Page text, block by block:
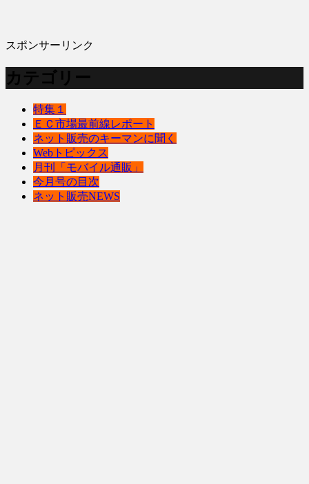
スポンサーリンク
カテゴリー
特集１
ＥＣ市場最前線レポート
ネット販売のキーマンに聞く
Webトピックス
月刊「モバイル通販」
今月号の目次
ネット販売NEWS